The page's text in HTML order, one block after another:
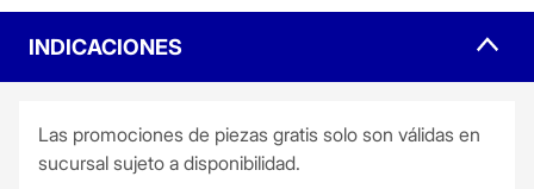
INDICACIONES
Las promociones de piezas gratis solo son válidas en
sucursal sujeto a disponibilidad.